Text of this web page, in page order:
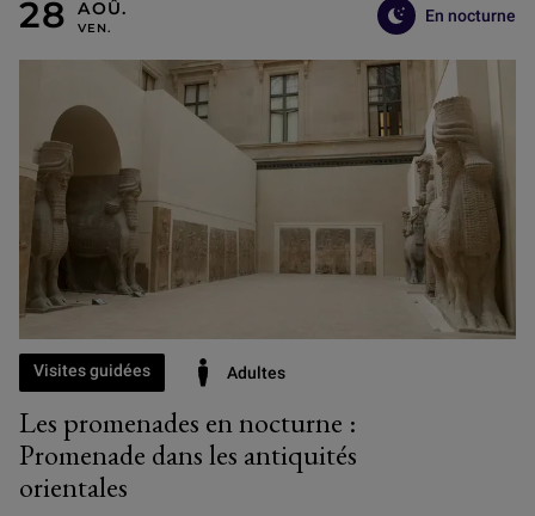
En nocturne
Les promenades en nocturne :
Promenade dans les antiquités
orientales
Visites guidées Adultes